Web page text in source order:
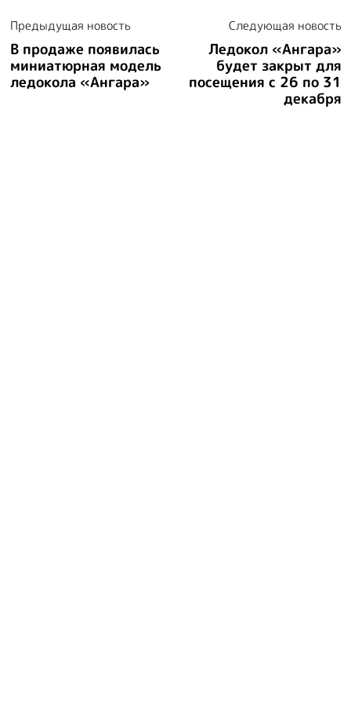
Предыдущая новость
В продаже появилась
миниатюрная модель
ледокола «Ангара»
Следующая новость
Ледокол «Ангара»
будет закрыт для
посещения с 26 по 31
декабря
Посети музей
Купить билет